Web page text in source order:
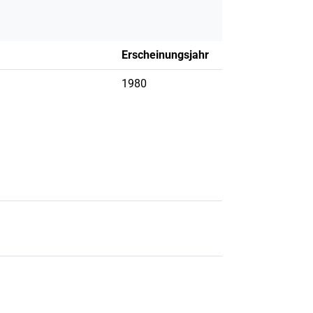
Erscheinungsjahr
1980